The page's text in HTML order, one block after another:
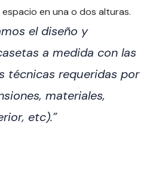
en una o dos alturas.
el diseño y
a medida con las
técnicas requeridas por
materiales,
etc).”